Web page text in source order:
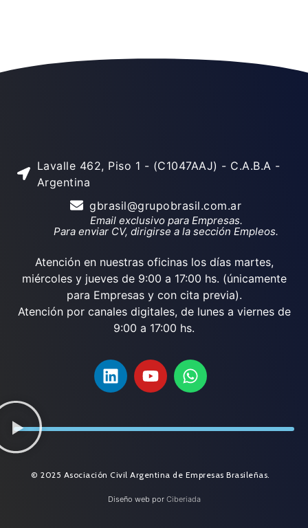
Lavalle 462, Piso 1 - (C1047AAJ) - C.A.B.A -
Argentina
gbrasil@grupobrasil.com.ar
Email exclusivo para Empresas.
Para enviar CV, dirigirse a la sección Empleos.
Atención en nuestras oficinas los días martes,
miércoles y jueves de 9:00 a 17:00 hs. (únicamente
para Empresas y con cita previa).
Atención por canales digitales, de lunes a viernes de
9:00 a 17:00 hs.
© 2025 Asociación Civil Argentina de Empresas Brasileñas.
Diseño web por Ciberiada